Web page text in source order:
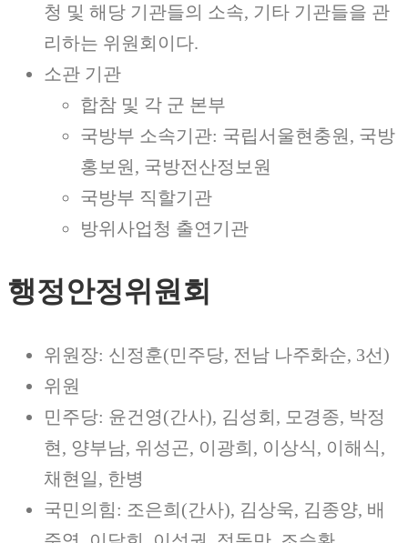
청 및 해당 기관들의 소속, 기타 기관들을 관
리하는 위원회이다.
소관 기관
합참 및 각 군 본부
국방부 소속기관: 국립서울현충원, 국방
홍보원, 국방전산정보원
국방부 직할기관
방위사업청 출연기관
행정안정위원회
위원장: 신정훈(민주당, 전남 나주화순, 3선)
위원
민주당: 윤건영(간사), 김성회, 모경종, 박정
현, 양부남, 위성곤, 이광희, 이상식, 이해식,
채현일, 한병
국민의힘: 조은희(간사), 김상욱, 김종양, 배